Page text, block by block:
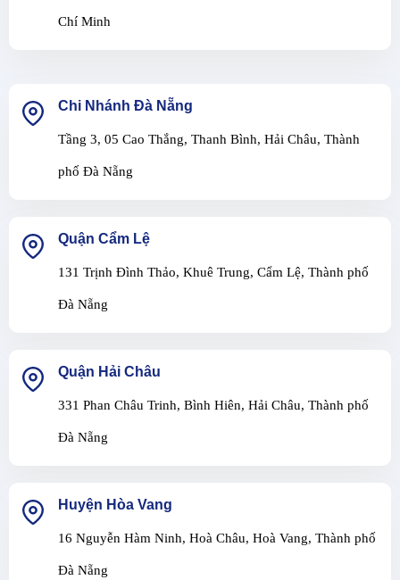
Chí Minh
Chi Nhánh Đà Nẵng
Tầng 3, 05 Cao Thắng, Thanh Bình, Hải Châu, Thành
phố Đà Nẵng
Quận Cẩm Lệ
131 Trịnh Đình Thảo, Khuê Trung, Cẩm Lệ, Thành phố
Đà Nẵng
Quận Hải Châu
331 Phan Châu Trinh, Bình Hiên, Hải Châu, Thành phố
Đà Nẵng
Huyện Hòa Vang
16 Nguyễn Hàm Ninh, Hoà Châu, Hoà Vang, Thành phố
Đà Nẵng